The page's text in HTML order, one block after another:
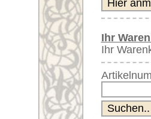
Seidenteppiche
Große Teppiche
(über 300x200 cm)
Sehr große XL Teppiche
(über 400x200 cm)
Riesige XXL Teppiche
(über 600x200 cm)
Läufer / Galerien
Runde & ovale Teppiche
Antike Teppiche
Antike China Teppiche